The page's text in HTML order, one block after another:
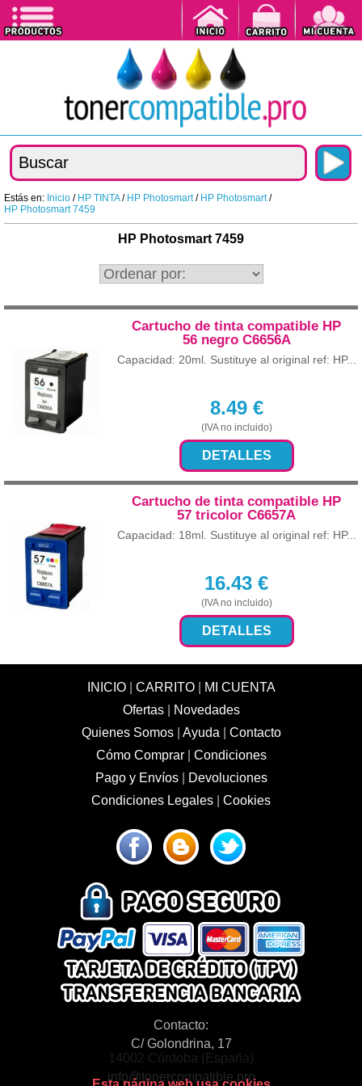
Estás en: Inicio / HP TINTA/ HP Photosmart/ HP Photosmart/
HP Photosmart 7459
HP Photosmart 7459
Cartucho de tinta compatible HP
56 negro C6656A
Capacidad: 20ml. Sustituye al original ref: HP...
8.49€
(IVA no incluido)
DETALLES
Cartucho de tinta compatible HP
57 tricolor C6657A
Capacidad: 18ml. Sustituye al original ref: HP...
16.43 €
(IVA no incluido)
DETALLES
INICIO| CARRITO|
MI CUENTA
Ofertas|
Novedades
Quienes Somos| Ayuda
Contacto
Cómo Comprar| Condiciones
Pago y Envíos|
Devoluciones
Condiciones Legales
Cookies
Contacto:
C/ Golondrina, 17
14002 Córdoba (España)
info@tonercompatible.pro